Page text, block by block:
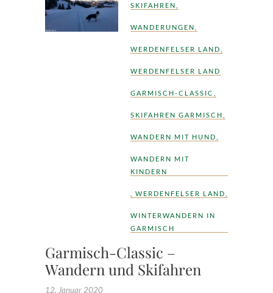
SKIFAHREN
WANDERUNGEN
WERDENFELSER LAND
WERDENFELSER LAND
GARMISCH-CLASSIC
SKIFAHREN GARMISCH
WANDERN MIT HUND
WANDERN MIT
KINDERN
WERDENFELSER LAND
WINTERWANDERN IN
GARMISCH
Garmisch-Classic –
Wandern und Skifahren
12. Januar 2020